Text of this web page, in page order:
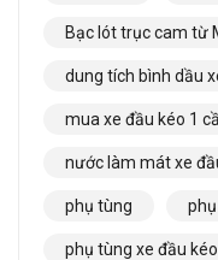
Bạc lót trục cam từ
dung tích bình dầu
mua xe đầu kéo 1
nước làm mát xe
phụ tùng
phụ tùng xe đầu